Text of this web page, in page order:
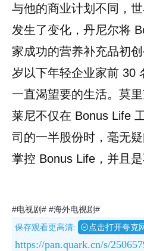
与他的商业计划不同，
发生了变化，丹尼尔将
家成功的营养补充品初
岁以下年轻企业家前 30
一直渴望要的生活。莫
莱尼不仅在 Bonus Life
司的一半股份时，毫无
掌控 Bonus Life，并且是
#电视剧# #海外电视剧#
保存观看更高清:
点击打开夸克
https://pan.quark.cn/s/